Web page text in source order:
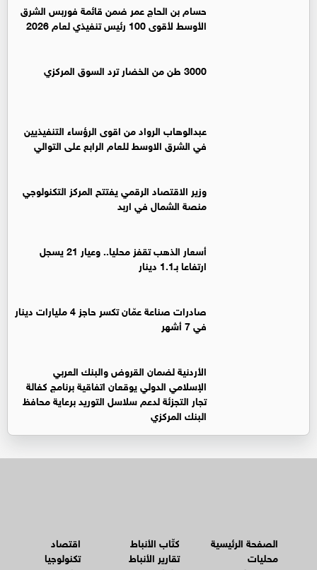
حسام بن الحاج عمر ضمن قائمة فوربس الشرق
الأوسط لأقوى 100 رئيس تنفيذي لعام 2026
3000 طن من الخضار ترد السوق المركزي
عبدالوهاب الرواد من اقوى الرؤساء التنفيذيين
في الشرق الاوسط للعام الرابع على التوالي
وزير الاقتصاد الرقمي يفتتح المركز التكنولوجي
منصة الشمال في اربد
أسعار الذهب تقفز محليا.. وعيار 21 يسجل
ارتفاعا بـ1.1 دينار
صادرات صناعة عمّان تكسر حاجز 4 مليارات دينار
في 7 أشهر
الأردنية لضمان القروض والبنك العربي
الإسلامي الدولي يوقعان اتفاقية برنامج كفالة
تجار التجزئة لدعم سلاسل التوريد برعاية محافظ
البنك المركزي
الصفحة الرئيسية
محليات
كتّاب الأنباط
تقارير الأنباط
اقتصاد
تكنولوجيا